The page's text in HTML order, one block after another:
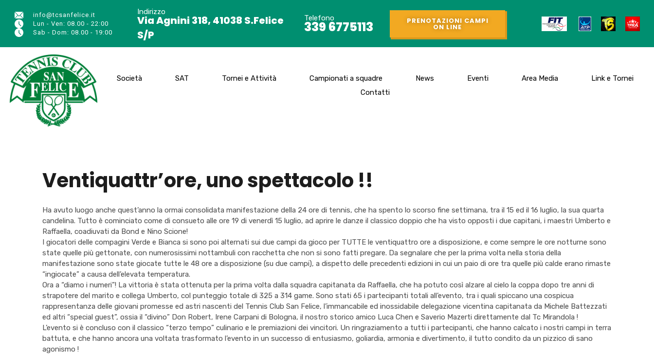
info@tcsanfelice.it
Lun - Ven: 08.00 - 22:00
Sab - Dom: 08.00 - 19:00
Indirizzo
Via Agnini 318, 41038 S.Felice
S/P
Telefono
339 6775113 PRENOTAZIONI CAMPI
ON LINE
Società SAT Tornei e Attività Campionati a squadre News Eventi Area Media
Link e Tornei
Contatti
Ventiquattr’ore, uno spettacolo !!
Ha avuto luogo anche quest’anno la ormai consolidata manifestazione della 24 ore di tennis, che ha spento lo scorso fine settimana, tra il 15 ed il 16 luglio, la sua quarta
candelina. Tutto è cominciato come di consueto alle ore 19 di venerdì 15 luglio, ad aprire le danze il classico doppio che ha visto opposti i due capitani, i maestri Umberto e
Raffaella, coadiuvati da Bond e Nino Scione!
I giocatori delle compagini Verde e Bianca si sono poi alternati sui due campi da gioco per TUTTE le ventiquattro ore a disposizione, e come sempre le ore notturne sono
state quelle più gettonate, con numerosissimi nottambuli con racchetta che non si sono fatti pregare. Da segnalare che per la prima volta nella storia della
manifestazione sono state giocate tutte le 48 ore a disposizione (su due campi), a dispetto delle precedenti edizioni in cui un paio di ore tra quelle più calde erano rimaste
“ingiocate” a causa dell’elevata temperatura.
Ora a “diamo i numeri”! La vittoria è stata ottenuta per la prima volta dalla squadra capitanata da Raffaella, che ha potuto così alzare al cielo la coppa dopo tre anni di
strapotere del marito e collega Umberto, col punteggio totale di 325 a 314 game. Sono stati 65 i partecipanti totali all’evento, tra i quali spiccano una cospicua
rappresentanza delle giovani promesse ed astri nascenti del Tennis Club San Felice, l’immancabile ed inossidabile delegazione vicentina capitanata da Michele Battezzati
ed altri “special guest”, ossia il “divino” Don Robert, Irene Carpani di Bologna, il nostro storico amico Luca Chen e Saverio Mazerti direttamente dal Tc Mirandola !
L’evento si è concluso con il classico “terzo tempo” culinario e le premiazioni dei vincitori. Un ringraziamento a tutti i partecipanti, che hanno calcato i nostri campi in terra
battuta, e che hanno ancora una voltata trasformato l’evento in un successo di entusiasmo, goliardia, armonia e divertimento, il tutto condito da un pizzico di sano
agonismo !